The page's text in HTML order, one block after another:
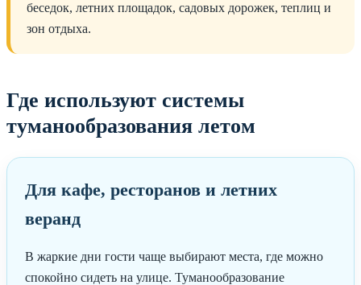
беседок, летних площадок, садовых дорожек, теплиц и
зон отдыха.
Где используют системы
туманообразования летом
Для кафе, ресторанов и летних
веранд
В жаркие дни гости чаще выбирают места, где можно
спокойно сидеть на улице. Туманообразование